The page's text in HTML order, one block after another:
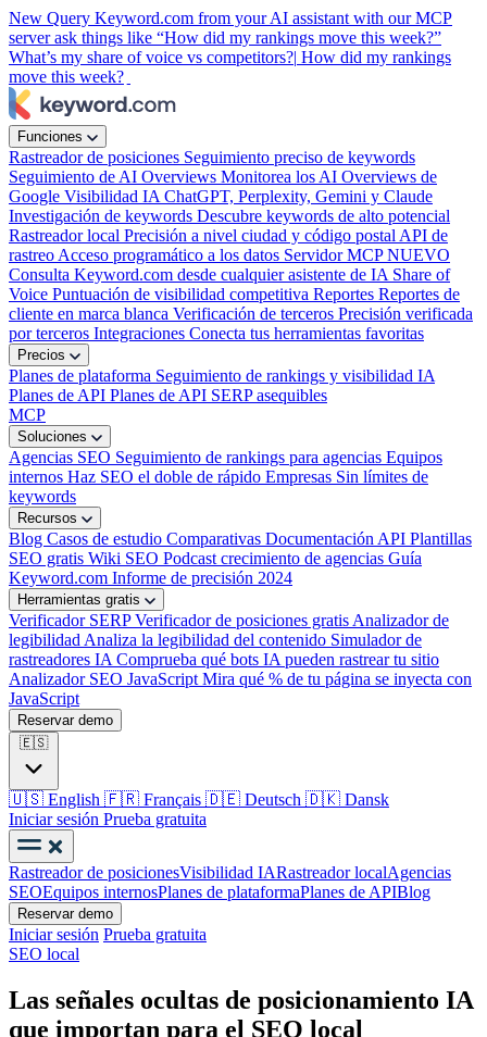
New Query Keyword.com from your AI assistant with our MCP
server ask things like “How did my rankings move this week?”
What’s my share of voice vs competitors?| How did my rankings
move this week?
Funciones
Rastreador de posiciones Seguimiento preciso de keywords
Seguimiento de AI Overviews Monitorea los AI Overviews de
Google Visibilidad IA ChatGPT, Perplexity, Gemini y Claude
Investigación de keywords Descubre keywords de alto potencial
Rastreador local Precisión a nivel ciudad y código postal API de
rastreo Acceso programático a los datos Servidor MCPNUEVO
Consulta Keyword.com desde cualquier asistente de IA Share of
Voice Puntuación de visibilidad competitiva Reportes Reportes de
cliente en marca blanca Verificación de terceros Precisión verificada
por terceros Integraciones Conecta tus herramientas favoritas
Precios
Planes de plataforma Seguimiento de rankings y visibilidad IA
Planes de API Planes de API SERP asequibles
MCP
Soluciones
Agencias SEO Seguimiento de rankings para agencias Equipos
internos Haz SEO el doble de rápido Empresas Sin límites de
keywords
Recursos
Blog Casos de estudio Comparativas Documentación API Plantillas
SEO gratis Wiki SEO Podcast crecimiento de agencias Guía
Keyword.com Informe de precisión 2024
Herramientas gratis
Verificador SERPVerificador de posiciones gratis Analizador de
legibilidad Analiza la legibilidad del contenido Simulador de
rastreadores IA Comprueba qué bots IA pueden rastrear tu sitio
Analizador SEO JavaScript Mira qué % de tu página se inyecta con
JavaScript
Reservar demo
🇪🇸
🇺🇸 English 🇫🇷 Français 🇩🇪 Deutsch 🇩🇰 Dansk
Iniciar sesión Prueba gratuita
Rastreador de posicionesVisibilidad IARastreador localAgencias
SEOEquipos internosPlanes de plataformaPlanes de APIBlog
Reservar demo
Iniciar sesión Prueba gratuita
SEO local
Las señales ocultas de posicionamiento IA
que importan para el SEO local